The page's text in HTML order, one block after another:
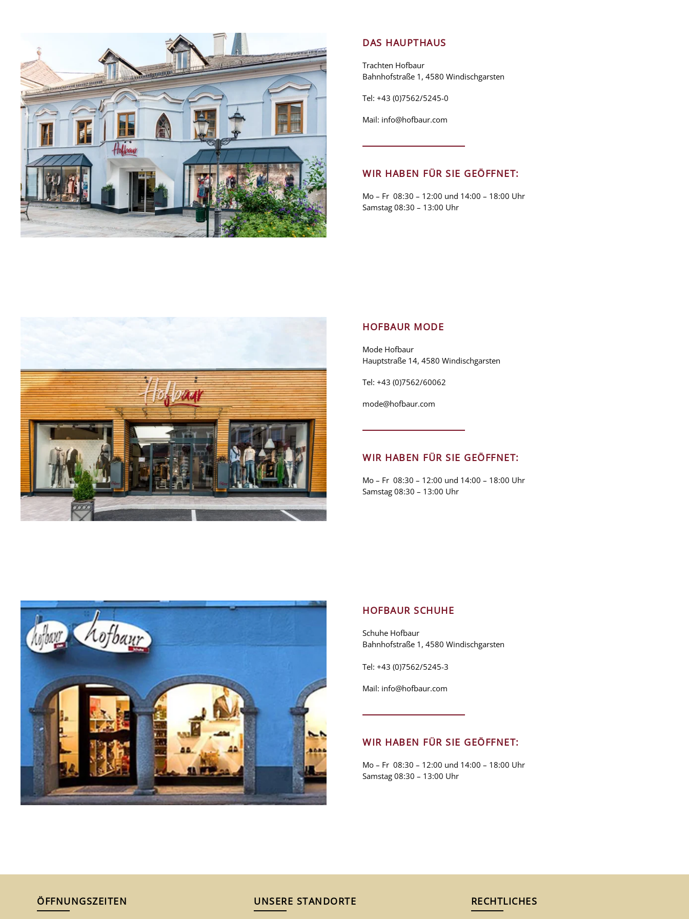
DAS HAUPTHAUS
Trachten Hofbaur
Bahnhofstraße 1, 4580 Windischgarsten
Tel: +43 (0)7562/5245-0
Mail: info@hofbaur.com
WIR HABEN FÜR SIE GEÖFFNET:
Mo – Fr 08:30 – 12:00 und 14:00 – 18:00 Uhr
Samstag 08:30 – 13:00 Uhr
HOFBAUR MODE
Mode Hofbaur
Hauptstraße 14, 4580 Windischgarsten
Tel: +43 (0)7562/60062
mode@hofbaur.com
WIR HABEN FÜR SIE GEÖFFNET:
Mo – Fr 08:30 – 12:00 und 14:00 – 18:00 Uhr
Samstag 08:30 – 13:00 Uhr
HOFBAUR SCHUHE
Schuhe Hofbaur
Bahnhofstraße 1, 4580 Windischgarsten
Tel: +43 (0)7562/5245-3
Mail: info@hofbaur.com
WIR HABEN FÜR SIE GEÖFFNET:
Mo – Fr 08:30 – 12:00 und 14:00 – 18:00 Uhr
Samstag 08:30 – 13:00 Uhr
ÖFFNUNGSZEITEN UNSERE STANDORTE RECHTLICHES